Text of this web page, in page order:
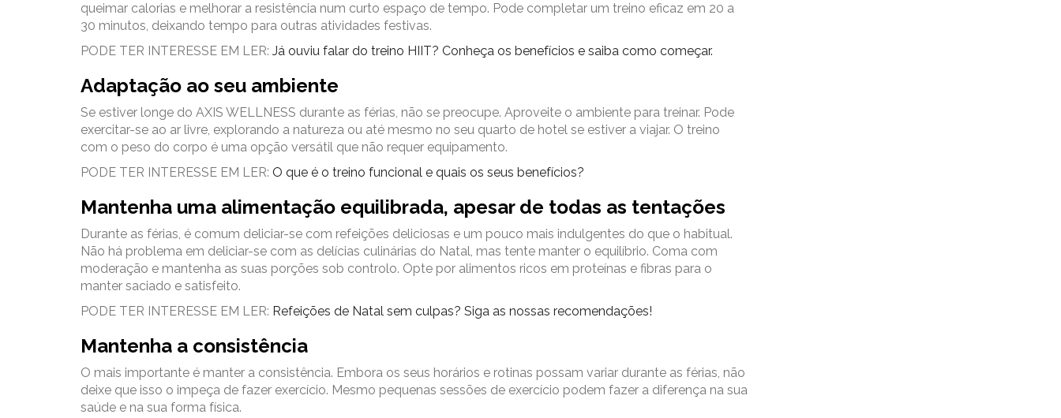
queimar calorias e melhorar a resistência num curto espaço de tempo. Pode completar um treino eficaz em 20 a
30 minutos, deixando tempo para outras atividades festivas.
PODE TER INTERESSE EM LER: Já ouviu falar do treino HIIT? Conheça os benefícios e saiba como começar.
Adaptação ao seu ambiente
Se estiver longe do AXIS WELLNESS durante as férias, não se preocupe. Aproveite o ambiente para treinar. Pode
exercitar-se ao ar livre, explorando a natureza ou até mesmo no seu quarto de hotel se estiver a viajar. O treino
com o peso do corpo é uma opção versátil que não requer equipamento.
PODE TER INTERESSE EM LER: O que é o treino funcional e quais os seus benefícios?
Mantenha uma alimentação equilibrada, apesar de todas as tentações
Durante as férias, é comum deliciar-se com refeições deliciosas e um pouco mais indulgentes do que o habitual.
Não há problema em deliciar-se com as delícias culinárias do Natal, mas tente manter o equilíbrio. Coma com
moderação e mantenha as suas porções sob controlo. Opte por alimentos ricos em proteínas e fibras para o
manter saciado e satisfeito.
PODE TER INTERESSE EM LER: Refeições de Natal sem culpas? Siga as nossas recomendações!
Mantenha a consistência
O mais importante é manter a consistência. Embora os seus horários e rotinas possam variar durante as férias, não
deixe que isso o impeça de fazer exercício. Mesmo pequenas sessões de exercício podem fazer a diferença na sua
saúde e na sua forma física.